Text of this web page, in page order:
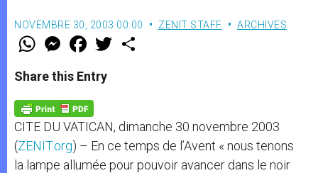
NOVEMBRE 30, 2003 00:00 ZENIT STAFF ARCHIVES
W
t
s
p
p
M
e
s
e
g
e
r
F
a
e
b
o
k
w
Share this Entry
CITE DU VATICAN, dimanche 30 novembre 2003
(ZENIT.org) – En ce temps de l’Avent « nous tenons
la lampe allumée pour pouvoir avancer dans le noir